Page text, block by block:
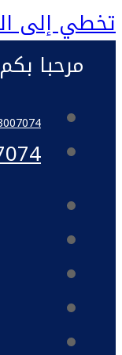
تخطي إلى
مرحبا